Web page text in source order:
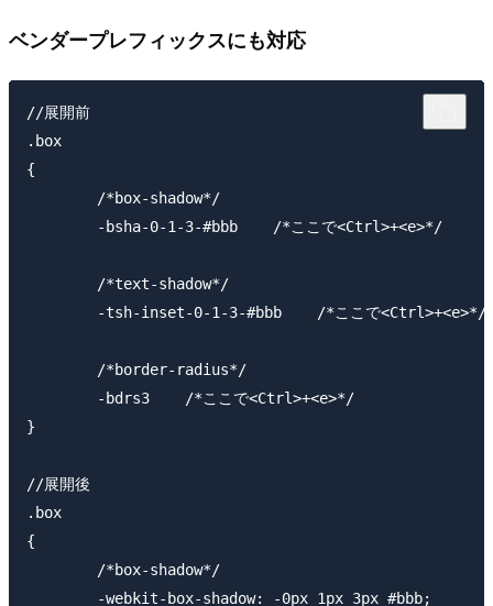
ベンダープレフィックスにも対応
//展開前
.box
{
}
//展開後
.box
{